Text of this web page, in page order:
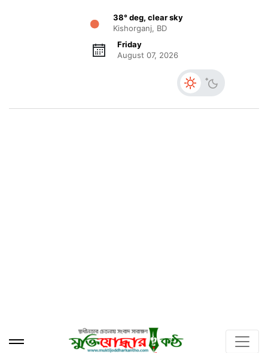
38° deg, clear sky
Kishorganj, BD
Friday
August 07, 2026